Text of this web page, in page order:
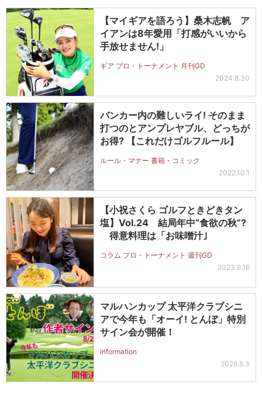
【マイギアを語ろう】桑木志帆 ア
イアンは8年愛用「打感がいいから
手放せません!」
ギア プロ・トーナメント 月刊GD
2024.8.30
バンカー内の難しいライ! そのまま
打つのとアンプレヤブル、どっちが
お得? 【これだけゴルフルール】
ルール・マナー 書籍・コミック
2022.10.1
【小祝さくら ゴルフときどきタン
塩】Vol.24 結局年中“食欲の秋”?
得意料理は「お味噌汁｣
コラム プロ・トーナメント 週刊GD
2023.9.16
マルハンカップ 太平洋クラブシニ
アで今年も「オーイ! とんぼ」特別
サイン会が開催！
information
2026.8.3